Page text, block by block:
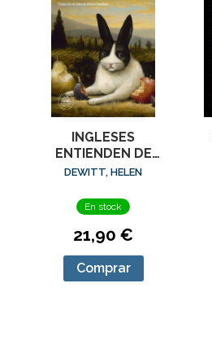
INGLESES
ENTIENDEN DE
LANA (Y OTROS
DEWITT, HELEN
En stock
21,90 €
Comprar